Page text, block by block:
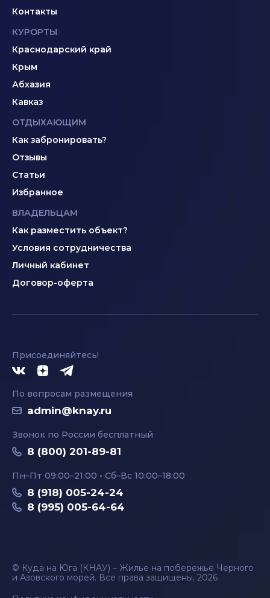
Контакты
КУРОРТЫ
Краснодарский край
Крым
Абхазия
Кавказ
ОТДЫХАЮЩИМ
Как забронировать?
Отзывы
Статьи
Избранное
ВЛАДЕЛЬЦАМ
Как разместить объект?
Условия сотрудничества
Личный кабинет
Договор-оферта
Присоединяйтесь!
По вопросам размещения
admin@knay.ru
Звонок по России бесплатный
8 (800) 201-89-81
Пн–Пт 09:00–21:00 • Сб–Вс 10:00–18:00
8 (918) 005-24-24
8 (995) 005-64-64
© Куда на Юга (КНАУ) – Жилье на побережье Черного
и Азовского морей. Все права защищены, 2026